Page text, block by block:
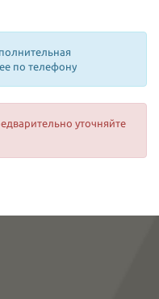
по телефону
уточняйте